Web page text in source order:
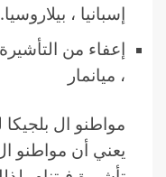
إسبانيا ، بيلاروسيا.
، ميانمار
مواطنو ال
يعني أن مواطنو